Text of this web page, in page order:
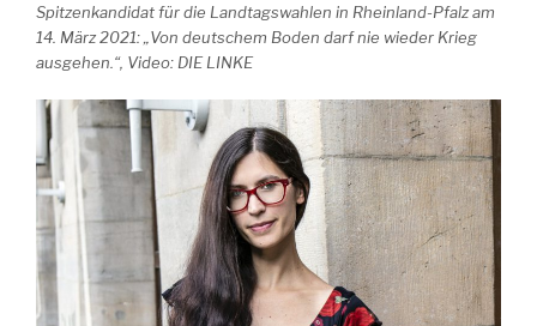
Spitzenkandidat für die Landtagswahlen in Rheinland-Pfalz am
14. März 2021: „Von deutschem Boden darf nie wieder Krieg
ausgehen.“, Video: DIE LINKE